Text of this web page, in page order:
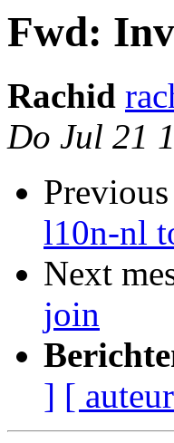
Fwd:
Rachid
Do Jul 21
l10n-nl
Next
join
] [